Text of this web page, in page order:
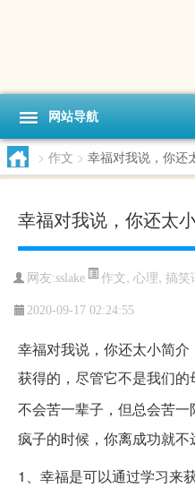
网站导航
> 作文 > 幸福对我说，你还
幸福对我说，你还太
网友:sslake 作文, 心理, 搞笑
2020-09-17 02:24:55
幸福对我说，你还太小简
获得的，尽管它不是我们的
不会苦一辈子，但总会苦
疯子的时候，你离成功就不
1、幸福是可以通过学习来